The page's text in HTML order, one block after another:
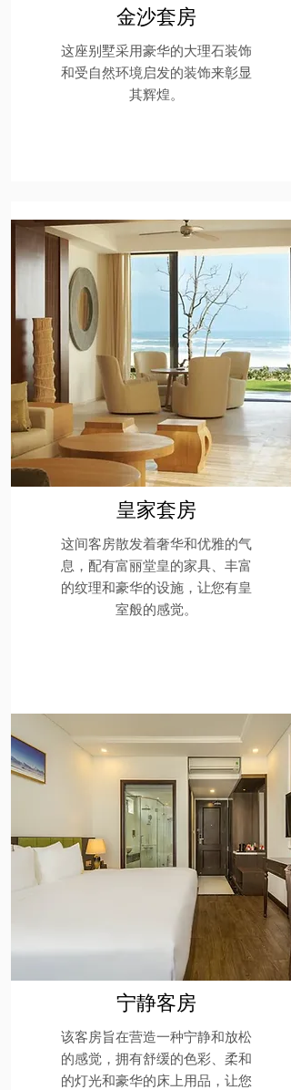
金沙套房
这座别墅采用豪华的大理石装饰
和受自然环境启发的装饰来彰显
其辉煌。
皇家套房
这间客房散发着奢华和优雅的气
息，配有富丽堂皇的家具、丰富
的纹理和豪华的设施，让您有皇
室般的感觉。
宁静客房
该客房旨在营造一种宁静和放松
的感觉，拥有舒缓的色彩、柔和
的灯光和豪华的床上用品，让您